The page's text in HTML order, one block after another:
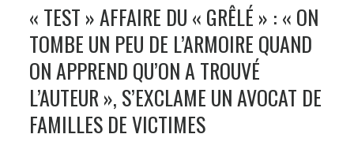
« TEST » AFFAIRE DU « GRÊLÉ » : « ON
TOMBE UN PEU DE L’ARMOIRE QUAND
ON APPREND QU’ON A TROUVÉ
L’AUTEUR », S’EXCLAME UN AVOCAT DE
FAMILLES DE VICTIMES